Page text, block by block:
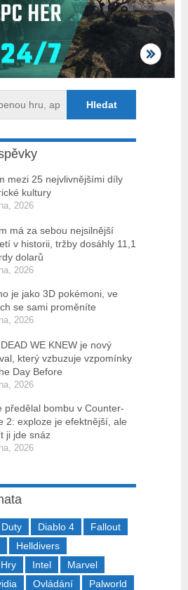
mezi 25 nejvlivnějšími díly
kultury
2026
má za sebou nejsilnější
v historii, tržby dosáhly 11,1
dolarů
2026
je jako 3D pokémoni, ve
se sami proměníte
2026
WE KNEW je nový
který vzbuzuje vzpomínky
Day Before
2026
předělal bombu v Counter-
2: exploze je efektnější, ale
ji jde snáz
2026
Diablo 4
Fallout
Helldivers
Hry Intel
Marvel
Ovládání
Palworld